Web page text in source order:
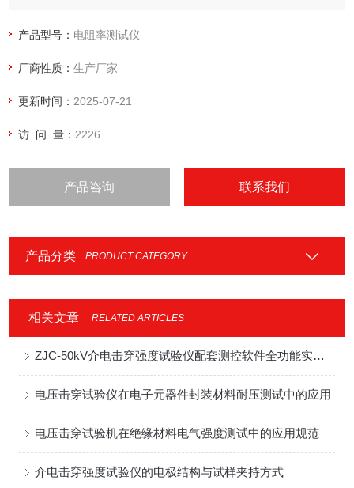
产品型号： 电阻率测试仪
厂商性质：生产厂家
更新时间： 2025-07-21
访 问 量： 2226
产品咨询 联系我们
产品分类 PRODUCT CATEGORY
相关文章 RELATED ARTICLES
ZJC-50kV介电击穿强度试验仪配套测控软件全功能实操与数据管理教程
电压击穿试验仪在电子元器件封装材料耐压测试中的应用
电压击穿试验机在绝缘材料电气强度测试中的应用规范
介电击穿强度试验仪的电极结构与试样夹持方式